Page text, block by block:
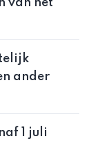
van het
ander
1 juli